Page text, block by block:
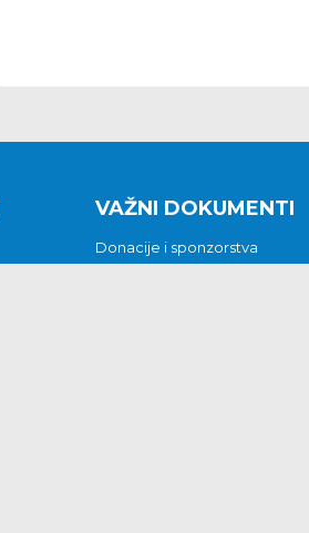
VAŽNI DOKUMENTI
Donacije i sponzorstva